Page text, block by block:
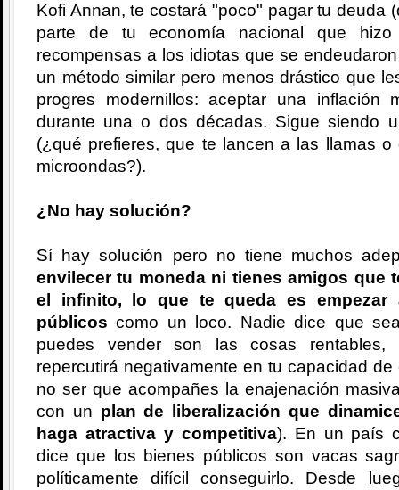
Kofi Annan, te costará "poco" pagar tu deuda
parte de tu economía nacional que
recompensas a los idiotas que se
un método similar pero menos drástico que
progres modernillos: aceptar una inflación
durante una o dos décadas. Sigue siendo
(¿qué prefieres, que te lancen a las llamas
microondas?).
¿No hay solución?
Sí hay solución pero no tiene muchos
envilecer tu moneda ni tienes amigos que
el infinito, lo que te queda es empezar
públicos como un loco. Nadie dice que
puedes vender son las cosas
repercutirá negativamente en tu capacidad
no ser que acompañes la enajenación
con un plan de liberalización que
haga atractiva y competitiva). En un país
dice que los bienes públicos son vacas
políticamente difícil conseguirlo. Desde